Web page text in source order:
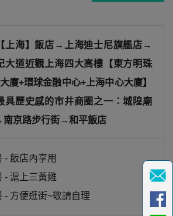
上海】飯店→上海迪士尼旗艦店→
大道近觀上海四大高樓【東方明珠
廈+環球金融中心+上海中心大廈】
具歷史感的市井商圈之一：城隍廟
京路步行街→和平飯店
- 飯店內享用
- 滬上三黃雞
- 方便逛街~敬請自理